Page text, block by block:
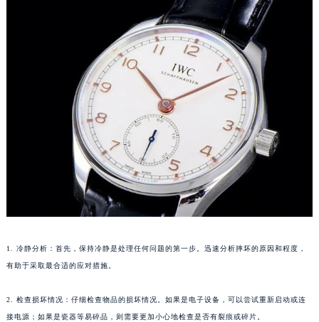
1. 冷静分析：首先，保持冷静是处理任何问题的第一步。迅速分析摔坏的原因和程度，
有助于采取最合适的应对措施。
2. 检查损坏情况：仔细检查物品的损坏情况。如果是电子设备，可以尝试重新启动或连
接电源；如果是瓷器等易碎品，则需要更加小心地检查是否有裂痕或碎片。